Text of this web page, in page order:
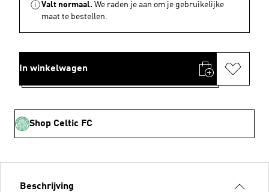
Valt normaal. We raden je aan om je gebruikelijke
maat te bestellen.
In winkelwagen
Shop Celtic FC
Beschrijving